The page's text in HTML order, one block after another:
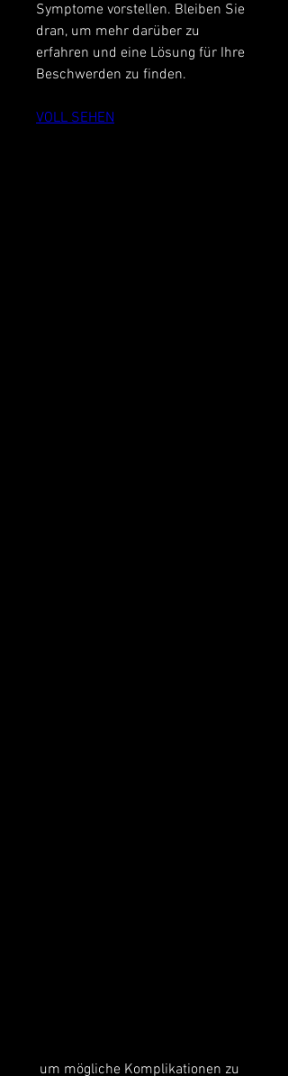
Symptome vorstellen. Bleiben Sie
dran, um mehr darüber zu
erfahren und eine Lösung für Ihre
Beschwerden zu finden.
VOLL SEHEN